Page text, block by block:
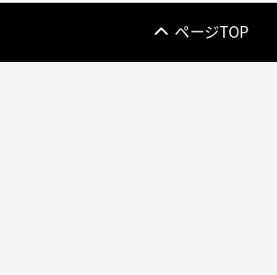
ページTOP